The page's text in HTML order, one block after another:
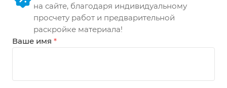
на сайте, благодаря индивидуальному
просчету работ и предварительной
раскройке материала!
Ваше имя *